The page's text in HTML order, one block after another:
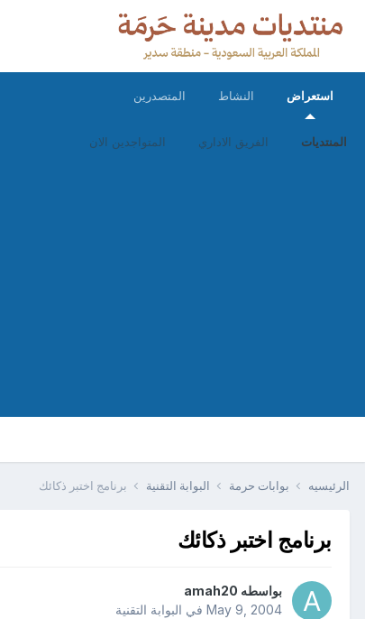
استعراض
المنتديات الفريق الاداري المتواجدين الان
النشاط المتصدرين
الرئيسيه بوابات حرمة البوابة التقنية برنامج اختبر ذكائك
برنامج اختبر ذكائك
بواسطه amah20
May 9, 2004 في البوابة التقنية